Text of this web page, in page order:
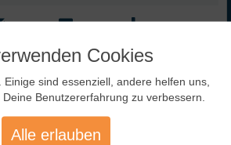
lohnt sich
Cookies
sind essenziell, andere helfen uns,
Benutzererfahrung zu verbessern.
Alle erlauben